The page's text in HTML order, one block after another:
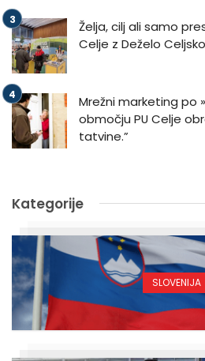
Želja, cilj ali samo
Celje z Deželo
Mrežni marketing po
območju PU Celje
tatvine.”
Kategorije
SLOVENIJA